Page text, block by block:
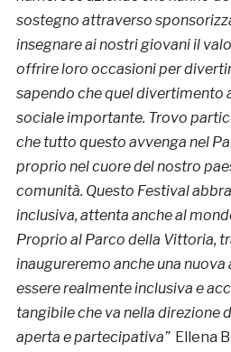
sostegno attraverso
insegnare ai nostri giovani il
offrire loro occasioni per
sapendo che quel divertimento
sociale importante. Trovo
che tutto questo avvenga nel
proprio nel cuore del nostro
comunità. Questo Festival
inclusiva, attenta anche al
Proprio al Parco della Vittoria,
inaugureremo anche una
essere realmente inclusiva e
tangibile che va nella direzione
aperta e partecipativa”Ellena